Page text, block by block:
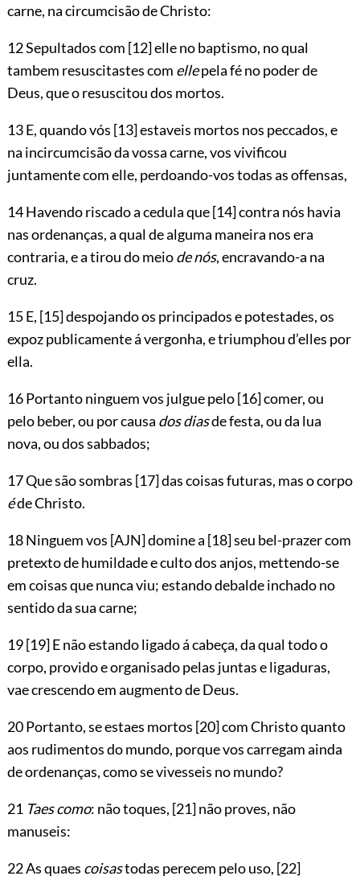
carne, na circumcisão de Christo:
12 Sepultados com [12]elle no baptismo, no qual
tambem resuscitastes com ellepela fé no poder de
Deus, que o resuscitou dos mortos.
13 E, quando vós [13]estaveis mortos nos peccados, e
na incircumcisão da vossa carne, vos vivificou
juntamente com elle, perdoando-vos todas as offensas,
14 Havendo riscado a cedula que[14]contra nós havia
nas ordenanças, a qual de alguma maneira nos era
contraria, e a tirou do meiode nós, encravando-a na
cruz.
15 E, [15]despojando os principados e potestades, os
expoz publicamente á vergonha, e triumphou d’elles por
ella.
16 Portanto ninguem vos julgue pelo[16]comer, ou
pelo beber, ou por causa dos diasde festa, ou da lua
nova, ou dos sabbados;
17 Que são sombras [17]das coisas futuras, mas o corpo
éde Christo.
18 Ninguem vos [AJN]domine a [18]seu bel-prazer com
pretexto de humildade e culto dos anjos, mettendo-se
em coisas que nunca viu; estando debalde inchado no
sentido da sua carne;
19[19]E não estando ligado á cabeça, da qual todo o
corpo, provido e organisado pelas juntas e ligaduras,
vae crescendo em augmento de Deus.
20 Portanto, se estaes mortos [20]com Christo quanto
aos rudimentos do mundo, porque vos carregam ainda
de ordenanças, como se vivesseis no mundo?
21 Taes como: não toques, [21]não proves, não
manuseis:
22 As quaes coisastodas perecem pelo uso, [22]